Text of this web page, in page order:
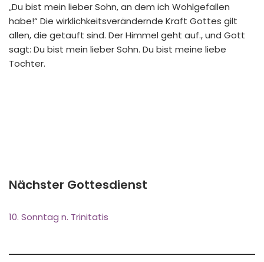
„Du bist mein lieber Sohn, an dem ich Wohlgefallen
habe!“ Die wirklichkeitsverändernde Kraft Gottes gilt
allen, die getauft sind. Der Himmel geht auf., und Gott
sagt: Du bist mein lieber Sohn. Du bist meine liebe
Tochter.
Nächster Gottesdienst
10. Sonntag n. Trinitatis